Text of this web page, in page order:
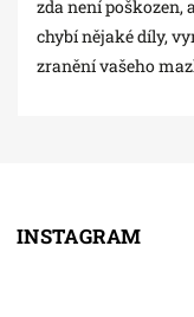
zda není poškozen,
chybí nějaké díly,
zranění vašeho
INSTAGRAM